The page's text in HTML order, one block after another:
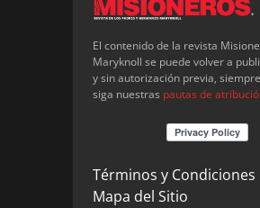
El contenido de la revista
Maryknoll se puede volver a
y sin autorización previa,
siga nuestras pautas de
Términos y Condiciones
Mapa del Sitio